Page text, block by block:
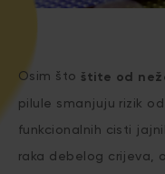
Osim što štite od
pilule smanjuju rizik
funkcionalnih cisti
raka debelog crijeva,